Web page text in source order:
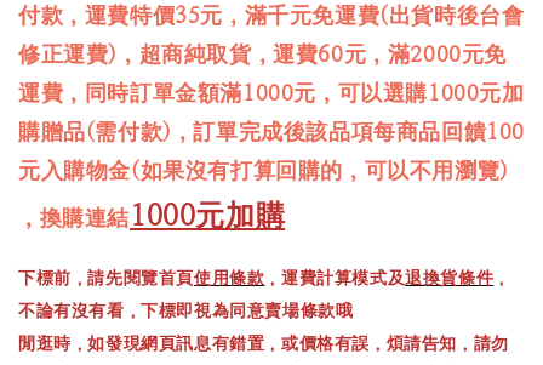
付款，運費特價35元，滿千元免運費(出貨時後台會
修正運費)，超商純取貨，運費60元，滿2000元免
運費，同時訂單金額滿1000元，可以選購1000元加
購贈品(需付款)，訂單完成後該品項每商品回饋100
元入購物金(如果沒有打算回購的，可以不用瀏覽)
，換購連結1000元加購
下標前，請先閱覽首頁使用條款 ，運費計算模式及退換貨條件 ，
不論有沒有看，下標即視為同意賣場條款哦
閒逛時，如發現網頁訊息有錯置，或價格有誤，煩請告知，請勿